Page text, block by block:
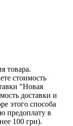
товара.
стоимость
"Новая
доставки и
этого способа
предоплату в
100 грн).